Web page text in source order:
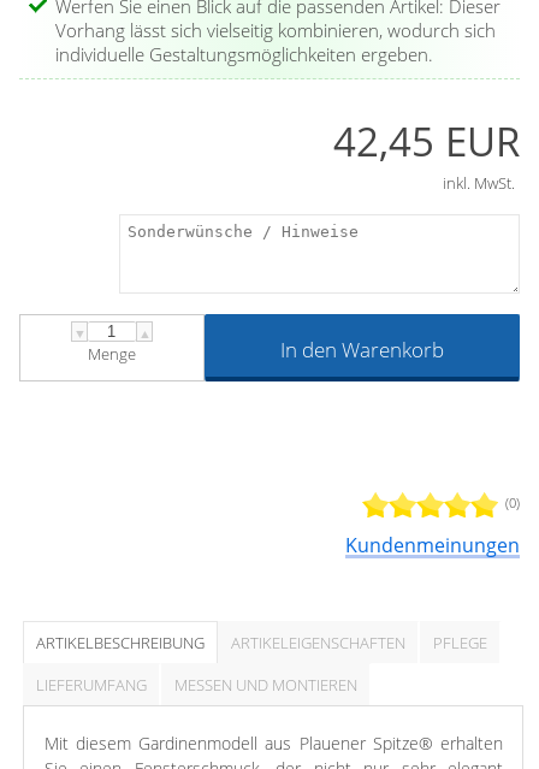
Werfen Sie einen Blick auf die passenden Artikel: Dieser
Vorhang lässt sich vielseitig kombinieren, wodurch sich
individuelle Gestaltungsmöglichkeiten ergeben.
(0)
Kundenmeinungen
42,45 EUR
inkl. MwSt.
▼ ▲
Menge In den Warenkorb
ARTIKELBESCHREIBUNG ARTIKELEIGENSCHAFTEN
PFLEGE
LIEFERUMFANG
MESSEN UND MONTIEREN
Mit diesem Gardinenmodell aus Plauener Spitze® erhalten